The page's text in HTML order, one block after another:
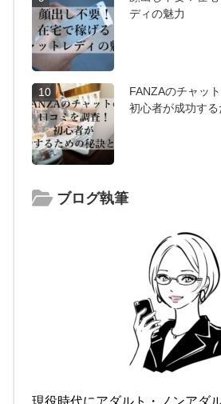
ディの魅力
10
FANZAのチャッ
初心者が成功す
ブログ執筆